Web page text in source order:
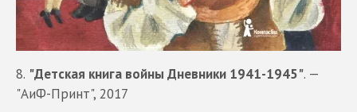
8. "Детская книга войны Дневники 1941-1945". —
"АиФ-Принт", 2017